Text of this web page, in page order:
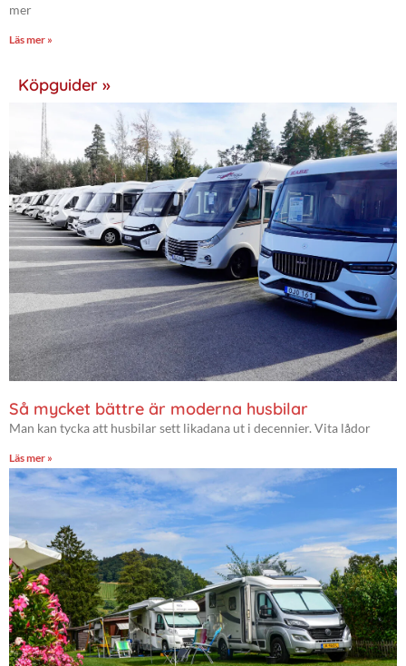
mer
Läs mer »
Köpguider »
Så mycket bättre är moderna husbilar
Man kan tycka att husbilar sett likadana ut i decennier. Vita lådor
Läs mer »